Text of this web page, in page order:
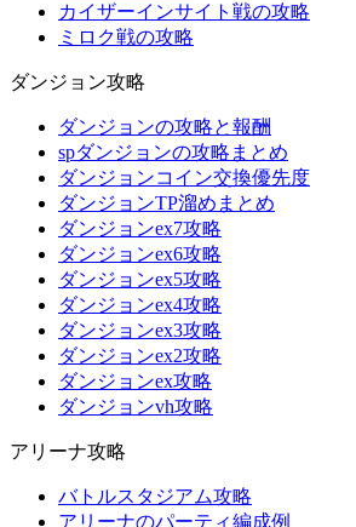
カイザーインサイト戦の攻略
ミロク戦の攻略
ダンジョン攻略
ダンジョンの攻略と報酬
spダンジョンの攻略まとめ
ダンジョンコイン交換優先度
ダンジョンTP溜めまとめ
ダンジョンex7攻略
ダンジョンex6攻略
ダンジョンex5攻略
ダンジョンex4攻略
ダンジョンex3攻略
ダンジョンex2攻略
ダンジョンex攻略
ダンジョンvh攻略
アリーナ攻略
バトルスタジアム攻略
アリーナのパーティ編成例